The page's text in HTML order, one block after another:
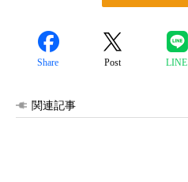
Share Post LINE
関連記事